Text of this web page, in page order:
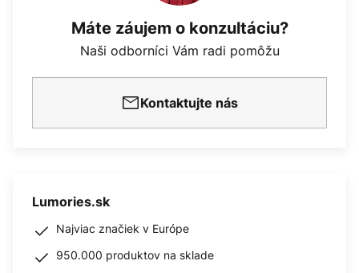
Máte záujem o konzultáciu?
Naši odborníci Vám radi pomôžu
Kontaktujte nás
Lumories.sk
Najviac značiek v Európe
950.000 produktov na sklade